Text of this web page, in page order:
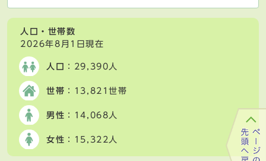
人口・世帯数
2026年8月1日現在
人口 ：29,390人
世帯 ：13,821世帯
男性 ：14,068人
女性 ：15,322人